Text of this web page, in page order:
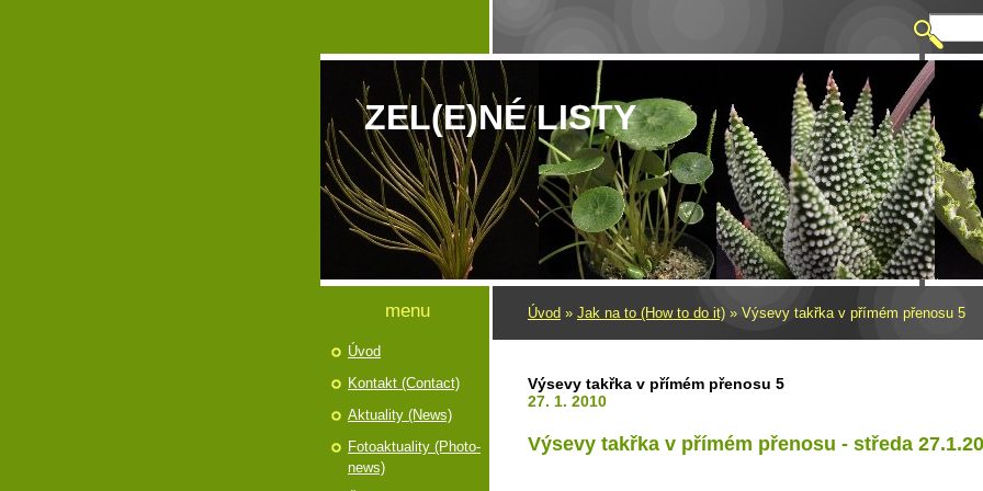
ZEL(E)NÉ LISTY
Úvod » Jak na to (How to do it) » Výsevy takřka v přímém přenosu 5
Výsevy takřka v přímém přenosu 5
27. 1. 2010
Výsevy takřka v přímém přenosu - středa
menu
Úvod
Kontakt (Contact)
Aktuality (News)
Fotoaktuality (Photo-
news)